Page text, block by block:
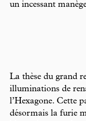
un incessant
La thèse du grand
illuminations de
l’Hexagone. Cette
désormais la furie